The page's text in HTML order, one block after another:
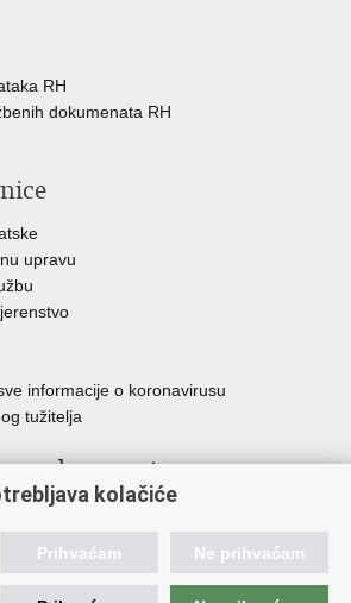
RH
dokumenata RH
upravu
informacije o koronavirusu
tužitelja
sustava
i organiziranog kriminaliteta
kolačiće
Prihvaćam Ne prihvaćam